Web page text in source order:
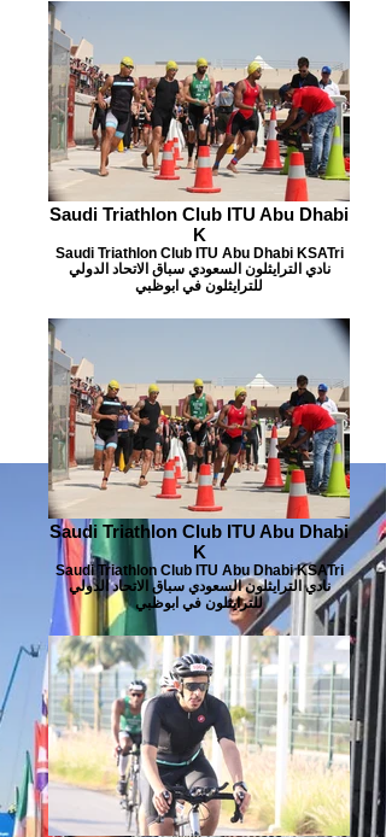
Saudi Triathlon Club ITU Abu Dhabi
K
Saudi Triathlon Club ITU Abu Dhabi KSATri
نادي الترايثلون السعودي سباق الاتحاد الدولي
للترايثلون في ابوظبي
Saudi Triathlon Club ITU Abu Dhabi
K
Saudi Triathlon Club ITU Abu Dhabi KSATri
نادي الترايثلون السعودي سباق الاتحاد الدولي
للترايثلون في ابوظبي